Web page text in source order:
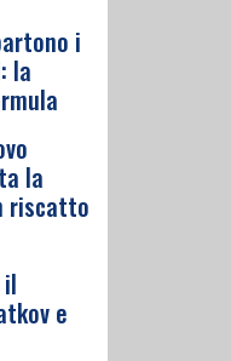
i
la
la
riscatto
e